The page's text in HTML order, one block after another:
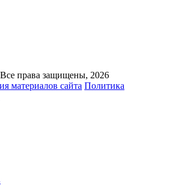
права защищены, 2026
материалов сайта Политика